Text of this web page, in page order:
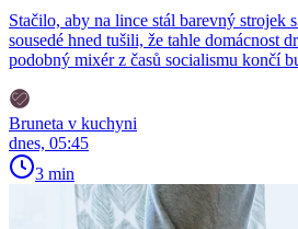
Stačilo, aby na lince stál barevný strojek
sousedé hned tušili, že tahle domácnost
podobný mixér z časů socialismu končí
Bruneta v kuchyni
dnes, 05:45
3 min